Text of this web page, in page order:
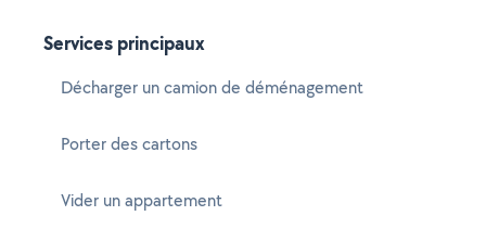
Services principaux
Décharger un camion de déménagement
Porter des cartons
Vider un appartement